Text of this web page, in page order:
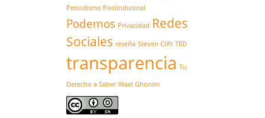
Periodismo Postindustrial
Podemos Privacidad Redes
Sociales reseña Steven Clift TED
transparencia Tu
Derecho a Saber Wael Ghonim